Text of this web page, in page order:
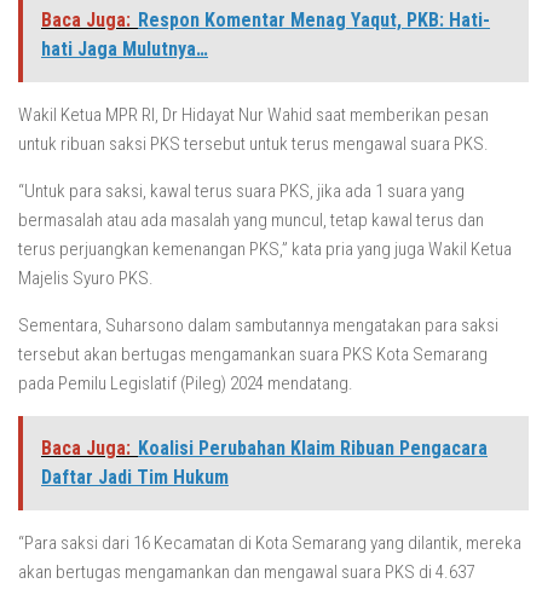
Baca Juga: Respon Komentar Menag Yaqut, PKB: Hati-
hati Jaga Mulutnya…
Wakil Ketua MPR RI, Dr Hidayat Nur Wahid saat memberikan pesan
untuk ribuan saksi PKS tersebut untuk terus mengawal suara PKS.
“Untuk para saksi, kawal terus suara PKS, jika ada 1 suara yang
bermasalah atau ada masalah yang muncul, tetap kawal terus dan
terus perjuangkan kemenangan PKS,” kata pria yang juga Wakil Ketua
Majelis Syuro PKS.
Sementara, Suharsono dalam sambutannya mengatakan para saksi
tersebut akan bertugas mengamankan suara PKS Kota Semarang
pada Pemilu Legislatif (Pileg) 2024 mendatang.
Baca Juga: Koalisi Perubahan Klaim Ribuan Pengacara
Daftar Jadi Tim Hukum
“Para saksi dari 16 Kecamatan di Kota Semarang yang dilantik, mereka
akan bertugas mengamankan dan mengawal suara PKS di 4.637